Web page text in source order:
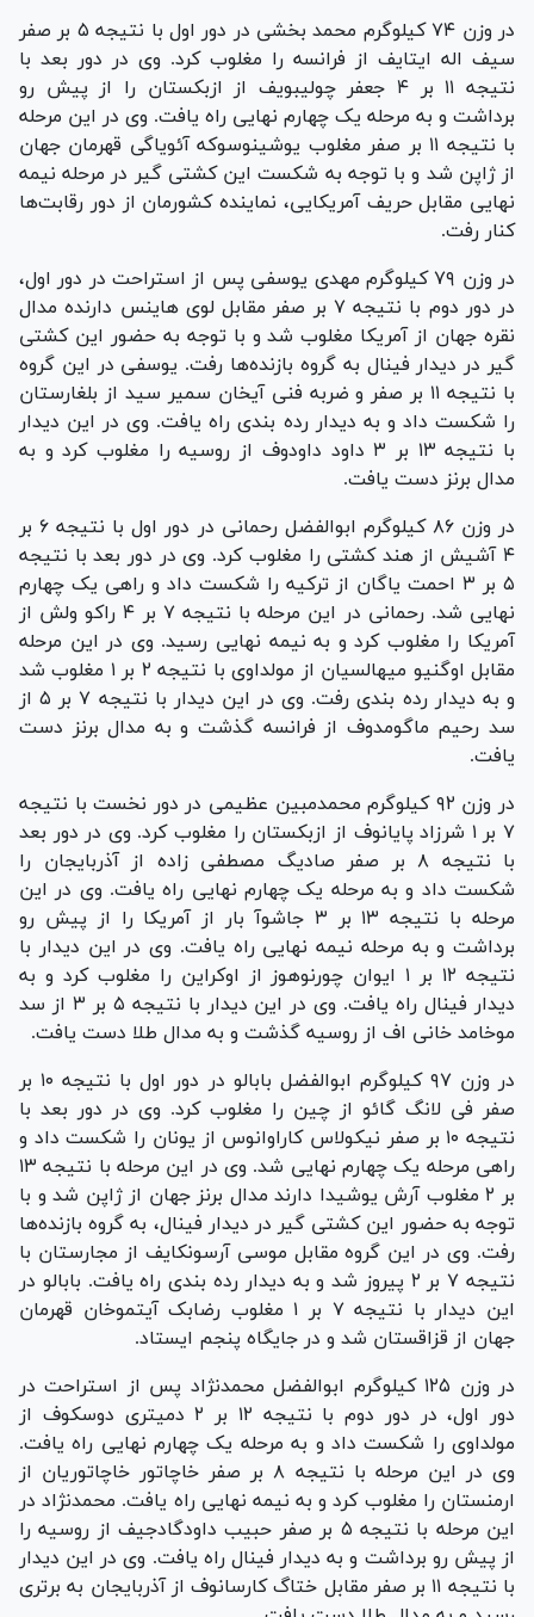
در وزن ۷۴ کیلوگرم محمد بخشی در دور اول با نتیجه ۵ بر صفر
سیف اله ایتایف از فرانسه را مغلوب کرد. وی در دور بعد با
نتیجه ۱۱ بر ۴ جعفر چولیبویف از ازبکستان را از پیش رو
برداشت و به مرحله یک چهارم نهایی راه یافت. وی در این مرحله
با نتیجه ۱۱ بر صفر مغلوب یوشینوسوکه آئویاگی قهرمان جهان
از ژاپن شد و با توجه به شکست این کشتی گیر در مرحله نیمه
نهایی مقابل حریف آمریکایی، نماینده کشورمان از دور رقابت‌ها
کنار رفت.
در وزن ۷۹ کیلوگرم مهدی یوسفی پس از استراحت در دور اول،
در دور دوم با نتیجه ۷ بر صفر مقابل لوی هاینس دارنده مدال
نقره جهان از آمریکا مغلوب شد و با توجه به حضور این کشتی
گیر در دیدار فینال به گروه بازنده‌ها رفت. یوسفی در این گروه
با نتیجه ۱۱ بر صفر و ضربه فنی آیخان سمیر سید از بلغارستان
را شکست داد و به دیدار رده بندی راه یافت. وی در این دیدار
با نتیجه ۱۳ بر ۳ داود داودوف از روسیه را مغلوب کرد و به
مدال برنز دست یافت.
در وزن ۸۶ کیلوگرم ابوالفضل رحمانی در دور اول با نتیجه ۶ بر
۴ آشیش از هند کشتی را مغلوب کرد. وی در دور بعد با نتیجه
۵ بر ۳ احمت یاگان از ترکیه را شکست داد و راهی یک چهارم
نهایی شد. رحمانی در این مرحله با نتیجه ۷ بر ۴ راکو ولش از
آمریکا را مغلوب کرد و به نیمه نهایی رسید. وی در این مرحله
مقابل اوگنیو میهالسیان از مولداوی با نتیجه ۲ بر ۱ مغلوب شد
و به دیدار رده بندی رفت. وی در این دیدار با نتیجه ۷ بر ۵ از
سد رحیم ماگومدوف از فرانسه گذشت و به مدال برنز دست
یافت.
در وزن ۹۲ کیلوگرم محمدمبین عظیمی در دور نخست با نتیجه
۷ بر ۱ شرزاد پایانوف از ازبکستان را مغلوب کرد. وی در دور بعد
با نتیجه ۸ بر صفر صادیگ مصطفی زاده از آذربایجان را
شکست داد و به مرحله یک چهارم نهایی راه یافت. وی در این
مرحله با نتیجه ۱۳ بر ۳ جاشوآ بار از آمریکا را از پیش رو
برداشت و به مرحله نیمه نهایی راه یافت. وی در این دیدار با
نتیجه ۱۲ بر ۱ ایوان چورنوهوز از اوکراین را مغلوب کرد و به
دیدار فینال راه یافت. وی در این دیدار با نتیجه ۵ بر ۳ از سد
موخامد خانی اف از روسیه گذشت و به مدال طلا دست یافت.
در وزن ۹۷ کیلوگرم ابوالفضل بابالو در دور اول با نتیجه ۱۰ بر
صفر فی لانگ گائو از چین را مغلوب کرد. وی در دور بعد با
نتیجه ۱۰ بر صفر نیکولاس کاراوانوس از یونان را شکست داد و
راهی مرحله یک چهارم نهایی شد. وی در این مرحله با نتیجه ۱۳
بر ۲ مغلوب آرش یوشیدا دارند مدال برنز جهان از ژاپن شد و با
توجه به حضور این کشتی گیر در دیدار فینال، به گروه بازنده‌ها
رفت. وی در این گروه مقابل موسی آرسونکایف از مجارستان با
نتیجه ۷ بر ۲ پیروز شد و به دیدار رده بندی راه یافت. بابالو در
این دیدار با نتیجه ۷ بر ۱ مغلوب رضابک آیتموخان قهرمان
جهان از قزاقستان شد و در جایگاه پنجم ایستاد.
در وزن ۱۲۵ کیلوگرم ابوالفضل محمدنژاد پس از استراحت در
دور اول، در دور دوم با نتیجه ۱۲ بر ۲ دمیتری دوسکوف از
مولداوی را شکست داد و به مرحله یک چهارم نهایی راه یافت.
وی در این مرحله با نتیجه ۸ بر صفر خاچاتور خاچاتوریان از
ارمنستان را مغلوب کرد و به نیمه نهایی راه یافت. محمدنژاد در
این مرحله با نتیجه ۵ بر صفر حبیب داودگادجیف از روسیه را
از پیش رو برداشت و به دیدار فینال راه یافت. وی در این دیدار
با نتیجه ۱۱ بر صفر مقابل ختاگ کارسانوف از آذربایجان به برتری